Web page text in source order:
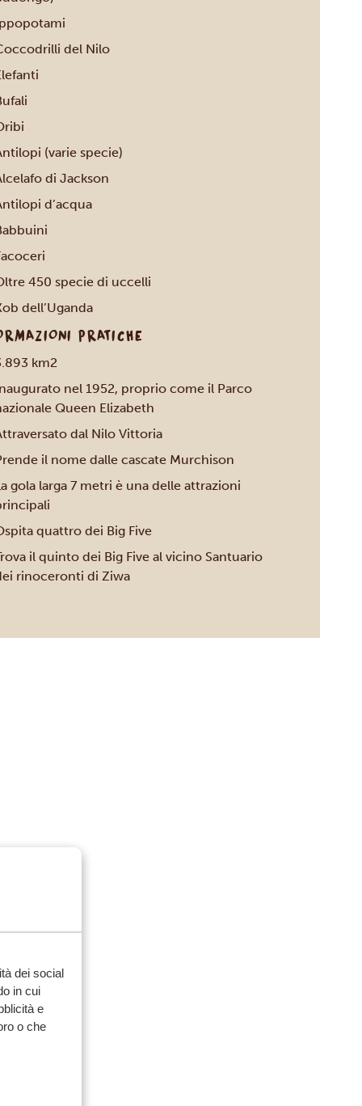
dei social
in cui
e
o che
del Nilo
(varie specie)
di Jackson
d’acqua
450 specie di uccelli
dell’Uganda
PRATICHE
km2
nel 1952, proprio come il Parco
Queen Elizabeth
dal Nilo Vittoria
il nome dalle cascate Murchison
gola larga 7 metri è una delle attrazioni
quattro dei Big Five
il quinto dei Big Five al vicino Santuario
rinoceronti di Ziwa